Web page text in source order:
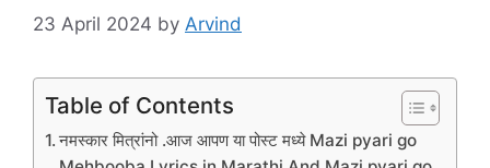
23 April 2024 by Arvind
Table of Contents
नमस्कार मित्रांनो .आज आपण या पोस्ट मध्ये Mazi pyari go